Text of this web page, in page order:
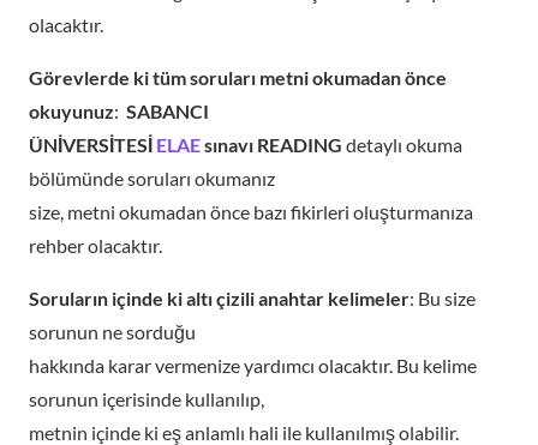
olacaktır.
Görevlerde ki tüm soruları metni okumadan önce
okuyunuz: SABANCI
ÜNİVERSİTESİ ELAEsınavı READING detaylı okuma
bölümünde soruları okumanız
size, metni okumadan önce bazı fikirleri oluşturmanıza
rehber olacaktır.
Soruların içinde ki altı çizili anahtar kelimeler: Bu size
sorunun ne sorduğu
hakkında karar vermenize yardımcı olacaktır. Bu kelime
sorunun içerisinde kullanılıp,
metnin içinde ki eş anlamlı hali ile kullanılmış olabilir.